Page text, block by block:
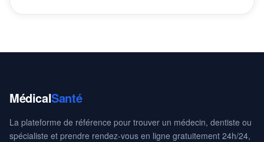
MédicalSanté
La plateforme de référence pour trouver un médecin, dentiste ou
spécialiste et prendre rendez-vous en ligne gratuitement 24h/24,